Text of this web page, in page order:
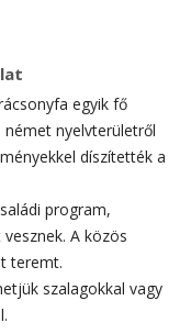
egyik fő
német nyelvterületről
díszítették a
program,
A közös
teremt.
szalagokkal vagy